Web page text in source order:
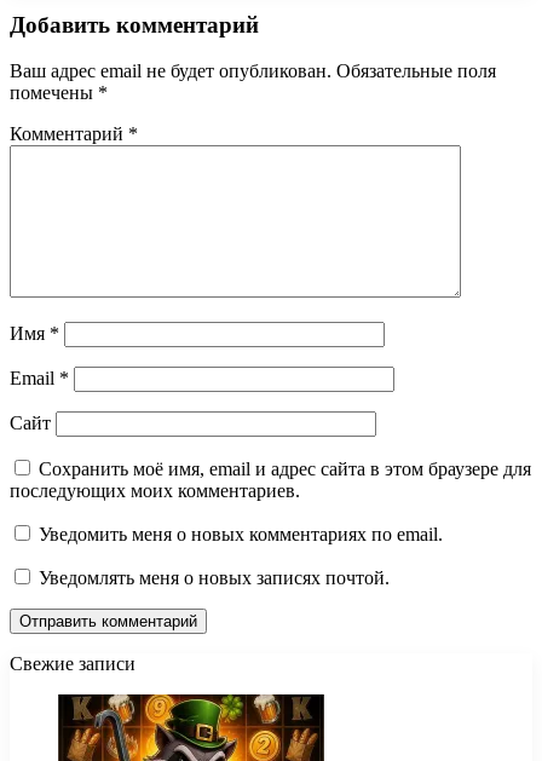
Добавить комментарий
Ваш адрес email не будет опубликован. Обязательные поля
помечены *
Комментарий *
Имя *
Email *
Сайт
Сохранить моё имя, email и адрес сайта в этом браузере для
последующих моих комментариев.
Уведомить меня о новых комментариях по email.
Уведомлять меня о новых записях почтой.
Свежие записи